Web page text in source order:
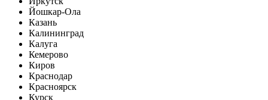
Йошкар-Ола
Казань
Калининград
Калуга
Кемерово
Киров
Краснодар
Красноярск
Курск